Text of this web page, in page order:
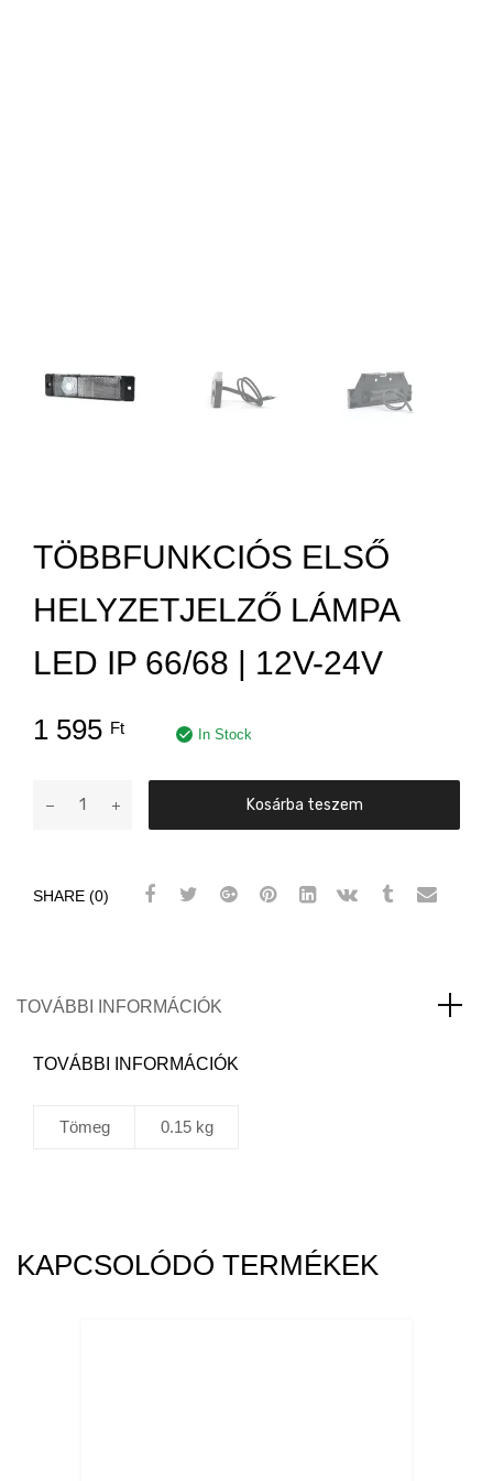
TÖBBFUNKCIÓS ELSŐ
HELYZETJELZŐ LÁMPA
LED IP 66/68 | 12V-24V
1 595 Ft In Stock
LED
12V-
mennyiség
Kosárba teszem
SHARE (0)
TOVÁBBI INFORMÁCIÓK
TOVÁBBI INFORMÁCIÓK
Tömeg 0.15 kg
KAPCSOLÓDÓ TERMÉKEK